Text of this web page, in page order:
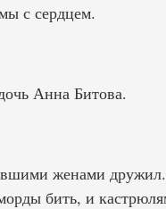
с сердцем.
Анна Битова.
женами
бить, и